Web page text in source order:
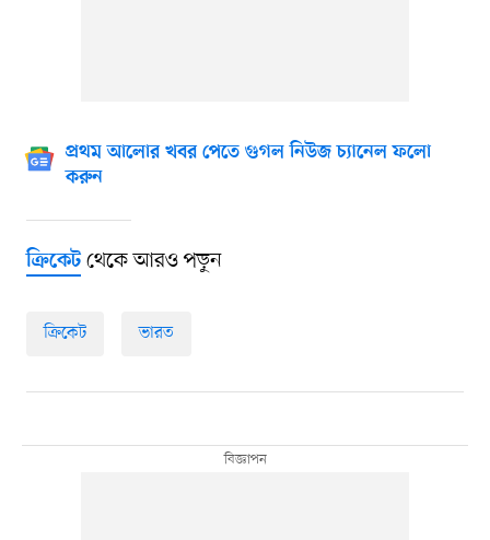
প্রথম আলোর খবর পেতে গুগল নিউজ চ্যানেল ফলো
করুন
ক্রিকেটথেকে আরও পড়ুন
ক্রিকেট ভারত